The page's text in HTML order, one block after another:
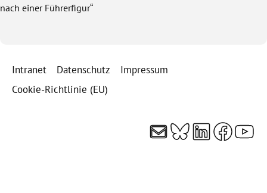
nach einer Führerfigur“
Intranet Datenschutz
Impressum
Cookie-Richtlinie (EU)
E-MailBluesky